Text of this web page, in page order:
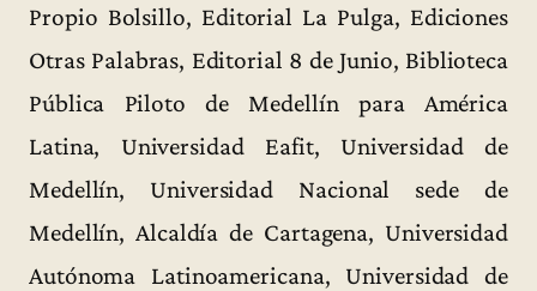
Propio Bolsillo, Editorial La Pulga, Ediciones
Otras Palabras, Editorial 8 de Junio, Biblioteca
Pública Piloto de Medellín para América
Latina, Universidad Eafit, Universidad de
Medellín, Universidad Nacional sede de
Medellín, Alcaldía de Cartagena, Universidad
Autónoma Latinoamericana, Universidad de